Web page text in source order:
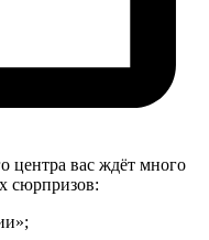
центра вас ждёт много
сюрпризов: